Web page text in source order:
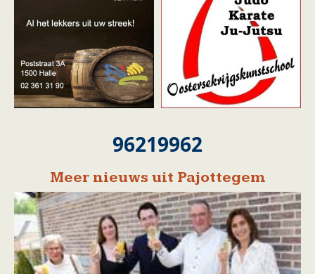
96219962
Meer nieuws uit Pajottegem